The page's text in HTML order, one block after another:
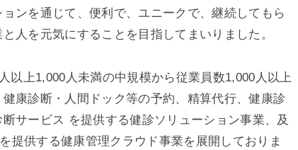
ンを通じて、便利で、ユニークで、継続してもら
人を元気にすることを目指してまいりました。
以上1,000人未満の中規模から従業員数1,000人以上
康診断・人間ドック等の予約、精算代行、健康診
サービス を提供する健診ソリューション事業、及
提供する健康管理クラウド事業を展開しておりま